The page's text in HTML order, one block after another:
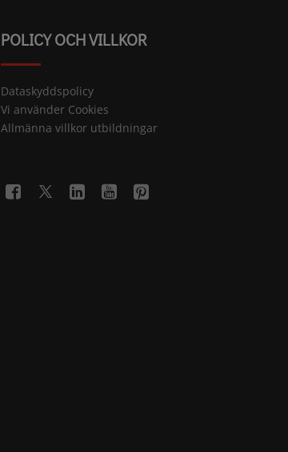
POLICY OCH VILLKOR
Dataskyddspolicy
Vi använder Cookies
Allmänna villkor utbildningar